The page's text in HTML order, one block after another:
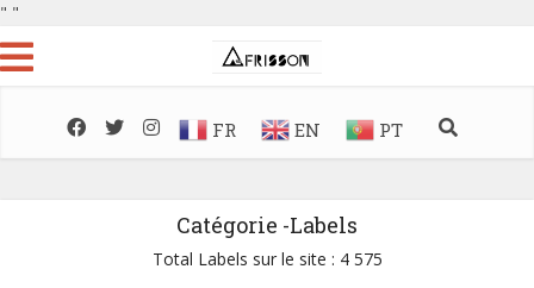
" "
FR EN PT
Catégorie -Labels
Total Labels sur le site : 4 575